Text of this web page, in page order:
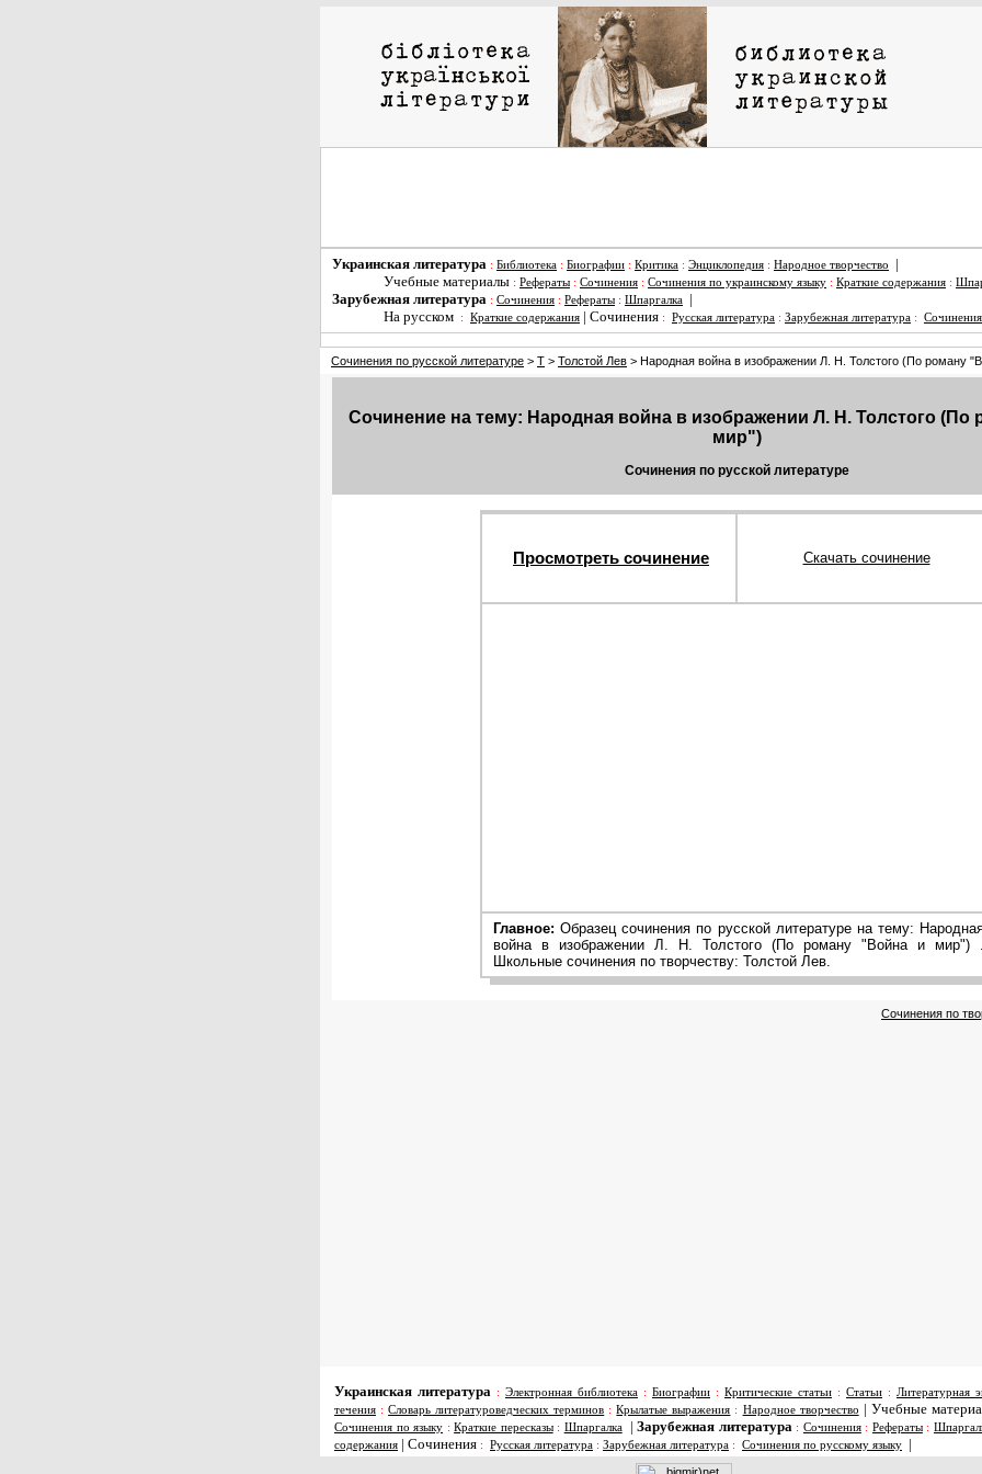
Украинская литература : Библиотека : Биографии : Критика : Энциклопедия : Народное творчество
|
Учебные материалы : Рефераты : Сочинения : Сочинения по украинскому языку : Краткие содержания :
Зарубежная литература : Сочинения : Рефераты : Шпаргалка
|
На русском
: Краткие содержания | Сочинения : Русская литература : Зарубежная литература :
Сочинения по русской литературе > Т > Толстой Лев > Народная война в изображении Л. Н. Толстого (По роману
Сочинение на тему: Народная война в изображении Л. Н. Толстого (По
мир")
Сочинения по русской литературе
Просмотреть сочинение Скачать сочинение
Главное: Образец сочинения по русской литературе на тему:
война в изображении Л. Н. Толстого (По роману "Война и мир")
Школьные сочинения по творчеству: Толстой Лев.
Сочинения по
Украинская литература : Электронная библиотека : Биографии : Критические статьи : Статьи : Литературная
течения :Словарь литературоведческих терминов :Крылатые выражения : Народное творчество | Учебные
Сочинения по языку :Краткие пересказы: Шпаргалка | Зарубежная литература : Сочинения: Рефераты:
содержания | Сочинения : Русская литература : Зарубежная литература : Сочинения по русскому языку |